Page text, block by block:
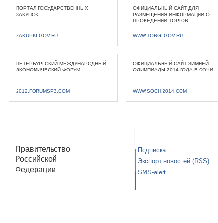
ПОРТАЛ ГОСУДАРСТВЕННЫХ
ЗАКУПОК
ZAKUPKI.GOV.RU
ОФИЦИАЛЬНЫЙ САЙТ ДЛЯ
РАЗМЕЩЕНИЯ ИНФОРМАЦИИ О
ПРОВЕДЕНИИ ТОРГОВ
WWW.TORGI.GOV.RU
ПЕТЕРБУРГСКИЙ МЕЖДУНАРОДНЫЙ
ЭКОНОМИЧЕСКИЙ ФОРУМ
2012.FORUMSPB.COM
ОФИЦИАЛЬНЫЙ САЙТ ЗИМНЕЙ
ОЛИМПИАДЫ 2014 ГОДА В СОЧИ
WWW.SOCHI2014.COM
Правительство
Российской
Федерации
Подписка
Экспорт новостей (RSS)
SMS-alert